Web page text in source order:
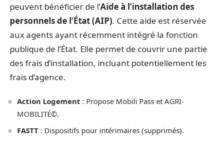
peuvent bénéficier de l’Aide à l’installation des
personnels de l’État (AIP). Cette aide est réservée
aux agents ayant récemment intégré la fonction
publique de l’État. Elle permet de couvrir une partie
des frais d’installation, incluant potentiellement les
frais d’agence.
Action Logement : Propose Mobili Pass et AGRI-
MOBILITÉ©.
FASTT : Dispositifs pour intérimaires (supprimés).